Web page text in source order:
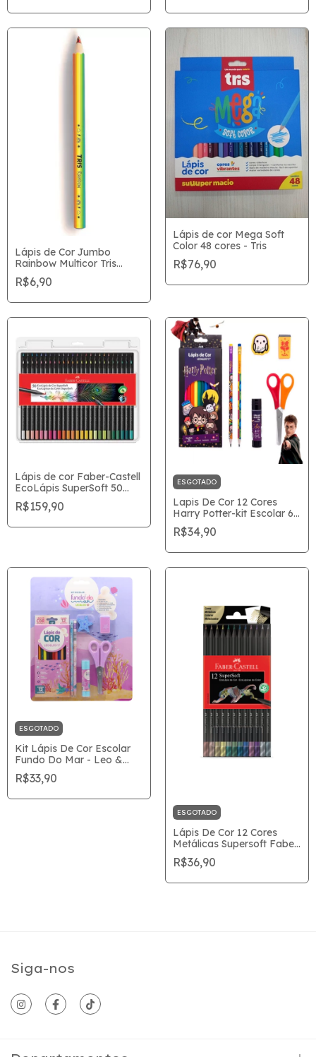
Lápis de Cor Jumbo
Rainbow Multicor Tris
unitário
R$6,90
Lápis de cor Mega Soft
Color 48 cores - Tris
R$76,90
Lápis de cor Faber-Castell
EcoLápis SuperSoft 50
Cores
R$159,90
ESGOTADO
Lapis De Cor 12 Cores
Harry Potter-kit Escolar 6
Peças 71621
R$34,90
ESGOTADO
Kit Lápis De Cor Escolar
Fundo Do Mar - Leo &
Leo
R$33,90
ESGOTADO
Lápis De Cor 12 Cores
Metálicas Supersoft Faber
Castell
R$36,90
Siga-nos